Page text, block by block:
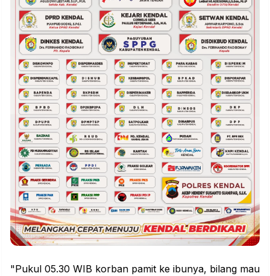
"Pukul 05.30 WIB korban pamit ke ibunya, bilang mau